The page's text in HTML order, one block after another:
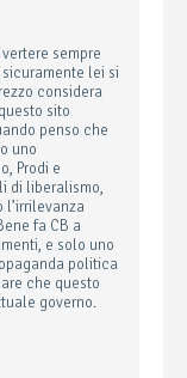
sempre
lei si
considera
sito
penso che
uno
Prodi e
di liberalismo,
l’irrilevanza
fa CB a
e solo uno
politica
che questo
governo.